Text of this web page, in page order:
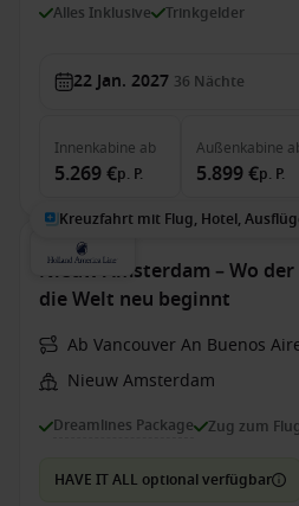
Alles Inklusive Trinkgelder
22 Jan. 2027 36 Nächte
Innenkabine ab
5.269 €p. P.
Außenkabine
5.899 €p. P.
Kreuzfahrt mit Flug, Hotel,
Nieuw Amsterdam – Wo
die Welt neu beginnt
Ab Vancouver An Buenos
Nieuw Amsterdam
Dreamlines Package Zug zum Flug
HAVE IT ALL optional verfügbar